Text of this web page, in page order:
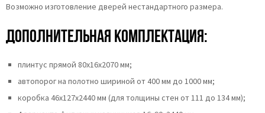
Возможно изготовление дверей нестандартного размера.
Дополнительная комплектация:
плинтус прямой 80х16х2070 мм;
автопорог на полотно шириной от 400 мм до 1000 мм;
коробка 46x127x2440 мм (для толщины стен от 111 до 134 мм);